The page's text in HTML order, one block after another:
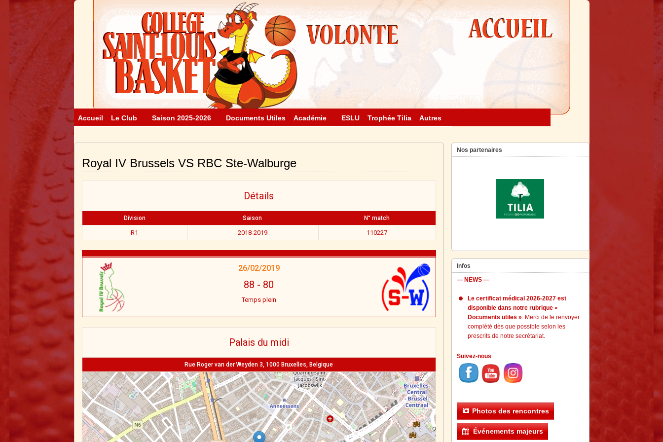
Accueil Le Club Saison 2025-2026 Documents Utiles Académie ESLU Trophée Tilia Autres
Royal IV Brussels VS RBC Ste-Walburge
Détails
Division Saison N° match
R1 2018-2019 110227
26/02/2019
88 - 80
Temps plein
Palais du midi
Rue Roger van der Weyden 3, 1000 Bruxelles, Belgique
Nos partenaires
Infos
— NEWS —
Le certificat médical 2026-2027 est
disponible dans notre rubrique «
Documents utiles ». Merci de le renvoyer
complété dès que possible selon les
prescrits de notre secrétariat.
Suivez-nous
Photos des rencontres
Événements majeurs